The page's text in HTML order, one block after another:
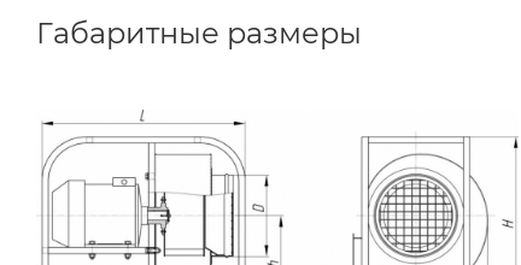
Габаритные размеры